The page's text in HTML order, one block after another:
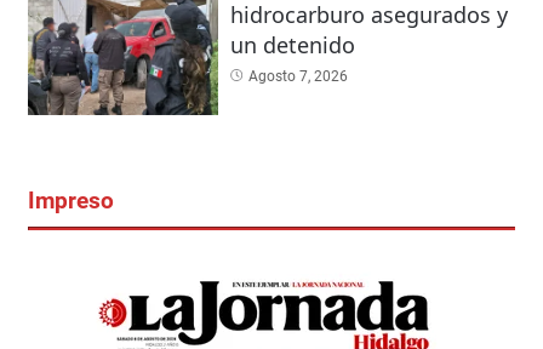
hidrocarburo asegurados y
un detenido
Agosto 7, 2026
Impreso